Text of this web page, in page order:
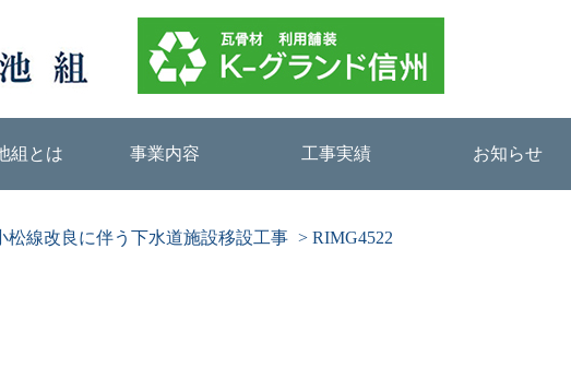
組とは 事業内容 工事実績 お知らせ
線改良に伴う下水道施設移設工事 > RIMG4522